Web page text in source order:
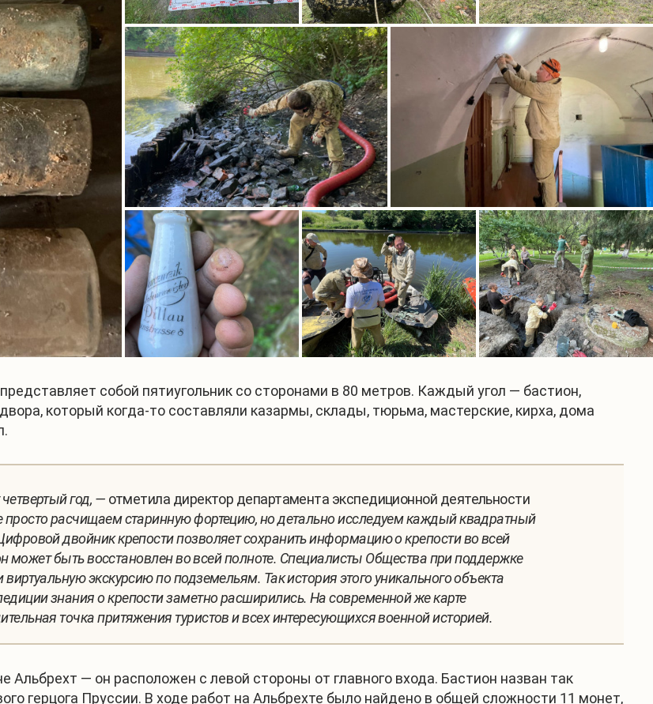
собой пятиугольник со сторонами в 80 метров. Каждый угол — бастион,
который когда-то составляли казармы, склады, тюрьма, мастерские, кирха, дома
год, — отметила директор департамента экспедиционной деятельности
расчищаем старинную фортецию, но детально исследуем каждый квадратный
двойник крепости позволяет сохранить информацию о крепости во всей
может быть восстановлен во всей полноте. Специалисты Общества при поддержке
экскурсию по подземельям. Так история этого уникального объекта
знания о крепости заметно расширились. На современной же карте
точка притяжения туристов и всех интересующихся военной историей.
Альбрехт — он расположен с левой стороны от главного входа. Бастион назван так
герцога Пруссии. В ходе работ на Альбрехте было найдено в общей сложности 11 монет,